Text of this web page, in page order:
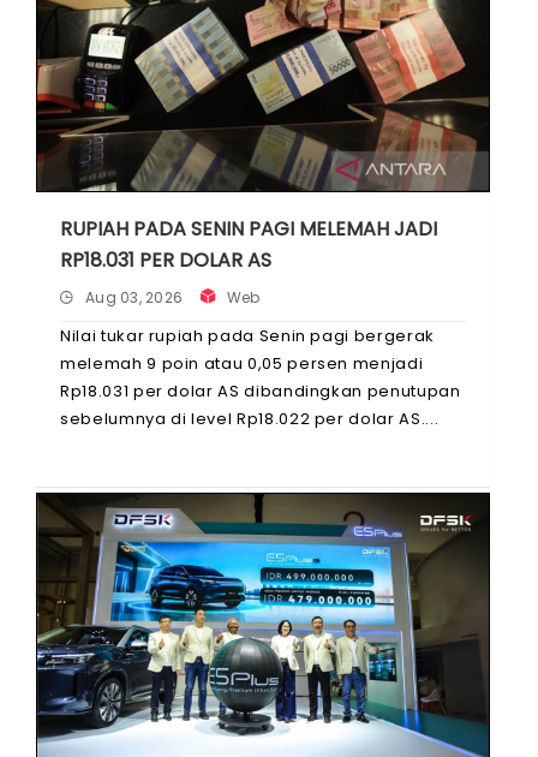
RUPIAH PADA SENIN PAGI MELEMAH JADI
RP18.031 PER DOLAR AS
Aug 03, 2026 Web
Nilai tukar rupiah pada Senin pagi bergerak
melemah 9 poin atau 0,05 persen menjadi
Rp18.031 per dolar AS dibandingkan penutupan
sebelumnya di level Rp18.022 per dolar AS.